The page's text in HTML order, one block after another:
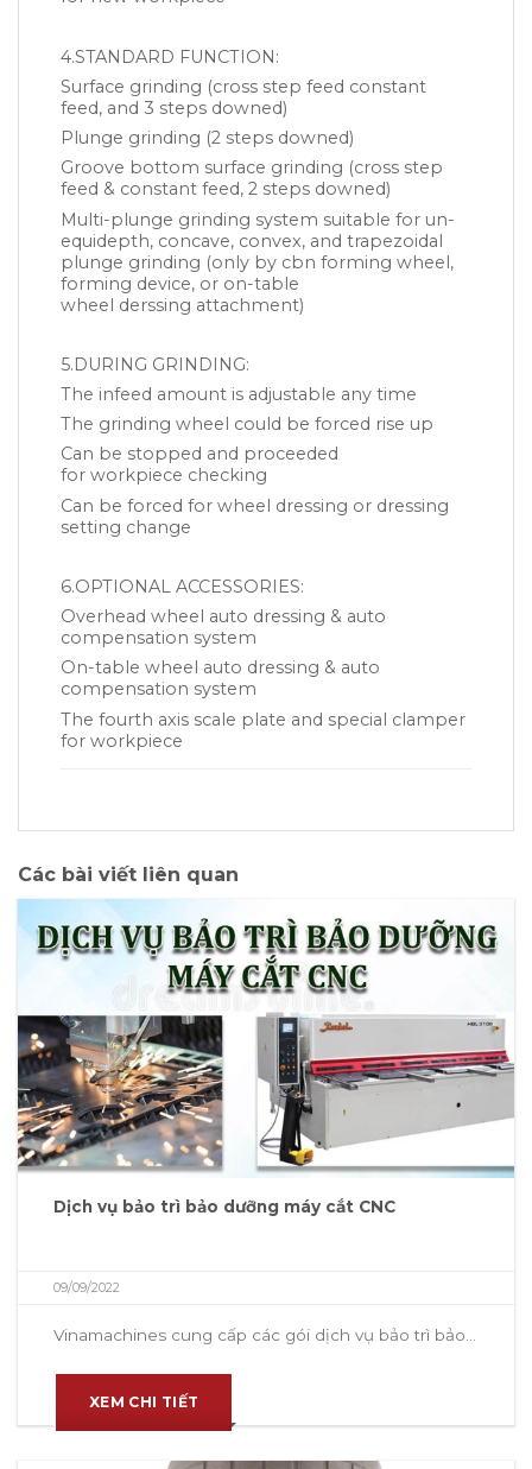
4.STANDARD FUNCTION:
Surface grinding (cross step feed constant
feed, and 3 steps downed)
Plunge grinding (2 steps downed)
Groove bottom surface grinding (cross step
feed & constant feed, 2 steps downed)
Multi-plunge grinding system suitable for un-
equidepth, concave, convex, and trapezoidal
plunge grinding (only by cbn forming wheel,
forming device, or on-table
wheel derssing attachment)
5.DURING GRINDING:
The infeed amount is adjustable any time
The grinding wheel could be forced rise up
Can be stopped and proceeded
for workpiece checking
Can be forced for wheel dressing or dressing
setting change
6.OPTIONAL ACCESSORIES:
Overhead wheel auto dressing & auto
compensation system
On-table wheel auto dressing & auto
compensation system
The fourth axis scale plate and special clamper
for workpiece
Các bài viết liên quan
Dịch vụ bảo trì bảo dưỡng máy cắt CNC
09/09/2022
Vinamachines cung cấp các gói dịch vụ bảo trì bảo...
XEM CHI TIẾT